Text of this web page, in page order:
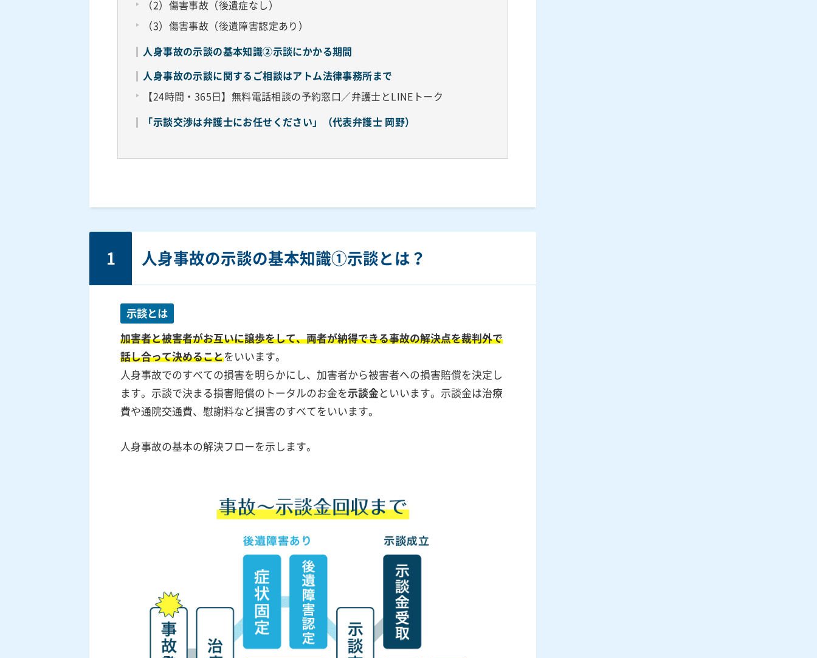
（2）傷害事故（後遺症なし）
（3）傷害事故（後遺障害認定あり）
人身事故の示談の基本知識②示談にかかる期間
人身事故の示談に関するご相談はアトム法律事務所まで
【24時間・365日】無料電話相談の予約窓口／弁護士とLINEトーク
「示談交渉は弁護士にお任せください」（代表弁護士 岡野）
1 人身事故の示談の基本知識①示談とは？
示談とは
加害者と被害者がお互いに譲歩をして、両者が納得できる事故の解決点を裁判外で
話し合って決めることをいいます。
人身事故でのすべての損害を明らかにし、加害者から被害者への損害賠償を決定し
ます。示談で決まる損害賠償のトータルのお金を示談金といいます。示談金は治療
費や通院交通費、慰謝料など損害のすべてをいいます。
人身事故の基本の解決フローを示します。